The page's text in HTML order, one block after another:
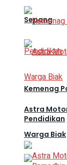
Sepang
Astra
Warga Biak
Kemenag
Pendidikan